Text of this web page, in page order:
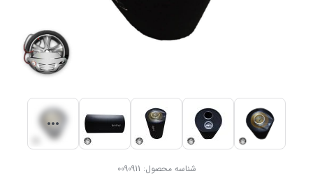
شناسه محصول: 0090911